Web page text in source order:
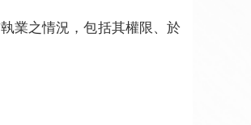
業之情況，包括其權限、於